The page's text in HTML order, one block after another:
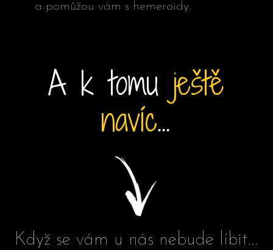
a pomůžou vám s hemeroidy.
A k tomu ještě
navíc...
Když se vám u nás nebude líbit...